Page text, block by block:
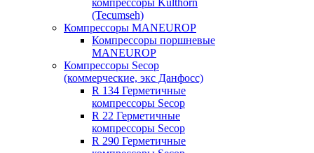
компрессоры Kulthorn
(Tecumseh)
Компрессоры MANEUROP
Компрессоры поршневые
MANEUROP
Компрессоры Secop
(коммерческие, экс Данфосс)
R 134 Герметичные
компрессоры Secop
R 22 Герметичные
компрессоры Secop
R 290 Герметичные